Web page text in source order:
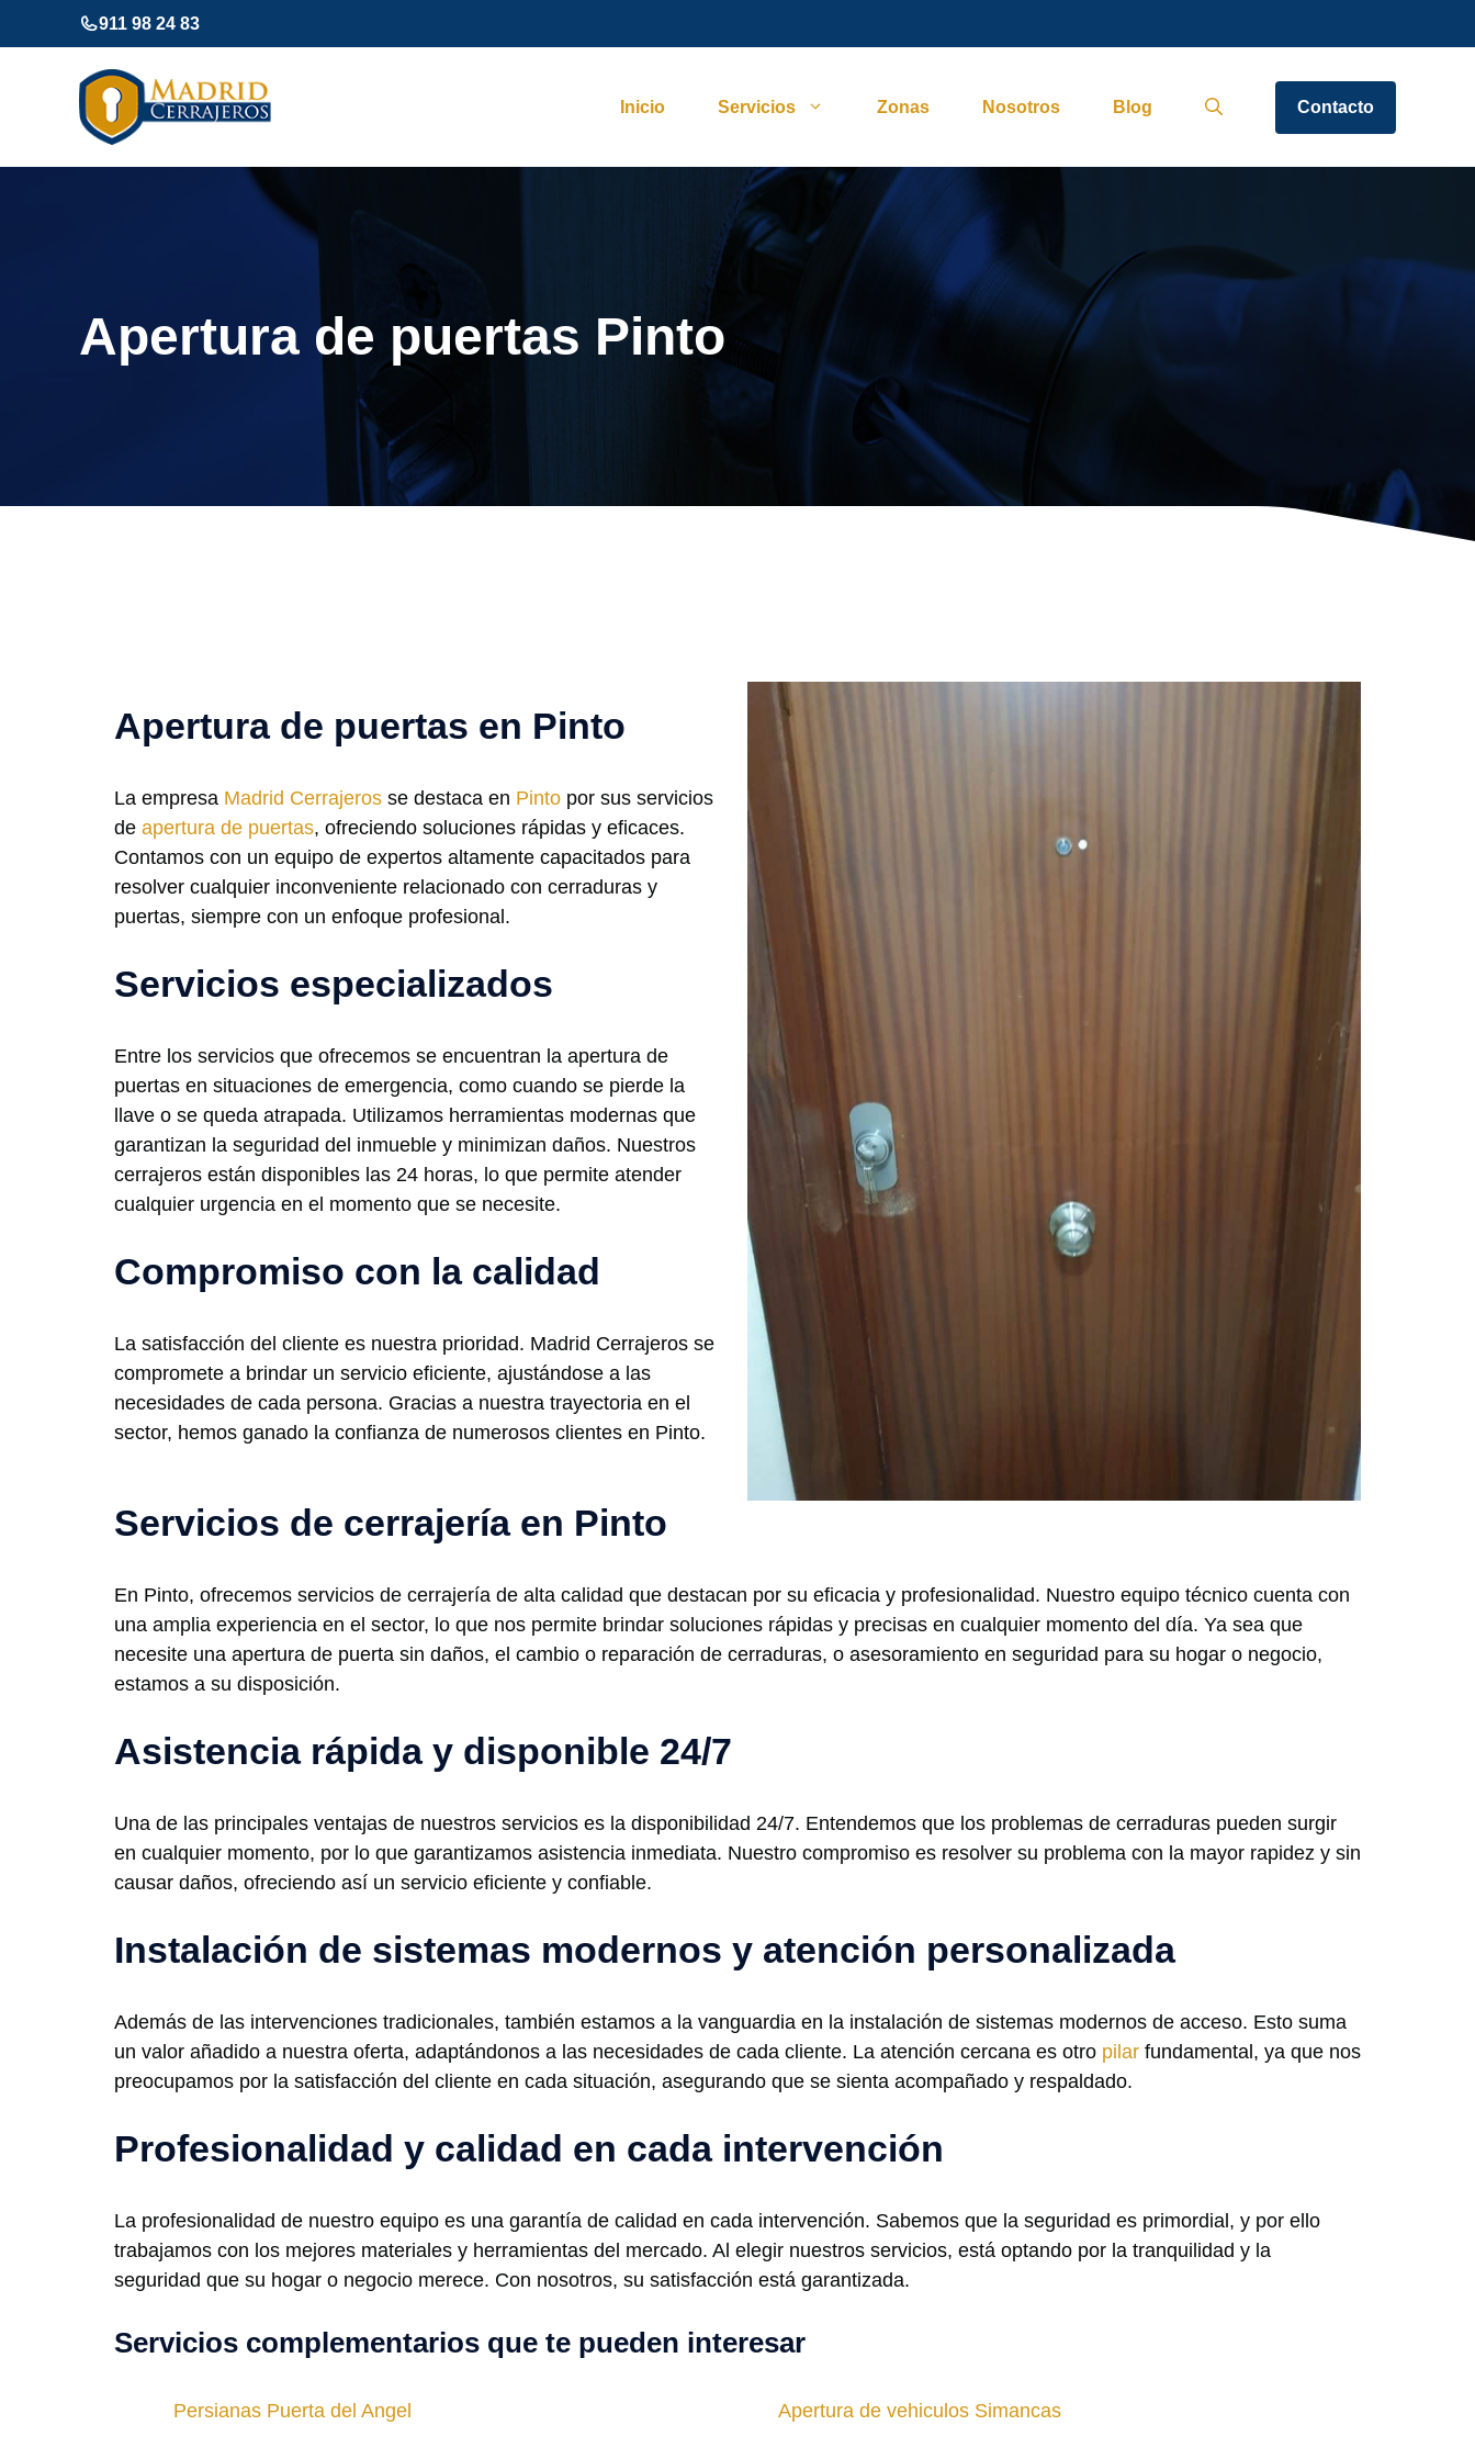
al
911 98 24 83
Inicio Servicios Zonas Nosotros Blog Contacto
Apertura de puertas Pinto
Apertura de puertas en Pinto
La empresa Madrid Cerrajeros se destaca en Pinto por sus servicios
de apertura de puertas, ofreciendo soluciones rápidas y eficaces.
Contamos con un equipo de expertos altamente capacitados para
resolver cualquier inconveniente relacionado con cerraduras y
puertas, siempre con un enfoque profesional.
Servicios especializados
Entre los servicios que ofrecemos se encuentran la apertura de
puertas en situaciones de emergencia, como cuando se pierde la
llave o se queda atrapada. Utilizamos herramientas modernas que
garantizan la seguridad del inmueble y minimizan daños. Nuestros
cerrajeros están disponibles las 24 horas, lo que permite atender
cualquier urgencia en el momento que se necesite.
Compromiso con la calidad
La satisfacción del cliente es nuestra prioridad. Madrid Cerrajeros se
compromete a brindar un servicio eficiente, ajustándose a las
necesidades de cada persona. Gracias a nuestra trayectoria en el
sector, hemos ganado la confianza de numerosos clientes en Pinto.
Servicios de cerrajería en Pinto
En Pinto, ofrecemos servicios de cerrajería de alta calidad que destacan por su eficacia y profesionalidad. Nuestro equipo técnico cuenta con
una amplia experiencia en el sector, lo que nos permite brindar soluciones rápidas y precisas en cualquier momento del día. Ya sea que
necesite una apertura de puerta sin daños, el cambio o reparación de cerraduras, o asesoramiento en seguridad para su hogar o negocio,
estamos a su disposición.
Asistencia rápida y disponible 24/7
Una de las principales ventajas de nuestros servicios es la disponibilidad 24/7. Entendemos que los problemas de cerraduras pueden surgir
en cualquier momento, por lo que garantizamos asistencia inmediata. Nuestro compromiso es resolver su problema con la mayor rapidez y sin
causar daños, ofreciendo así un servicio eficiente y confiable.
Instalación de sistemas modernos y atención personalizada
Además de las intervenciones tradicionales, también estamos a la vanguardia en la instalación de sistemas modernos de acceso. Esto suma
un valor añadido a nuestra oferta, adaptándonos a las necesidades de cada cliente. La atención cercana es otro pilar fundamental, ya que nos
preocupamos por la satisfacción del cliente en cada situación, asegurando que se sienta acompañado y respaldado.
Profesionalidad y calidad en cada intervención
La profesionalidad de nuestro equipo es una garantía de calidad en cada intervención. Sabemos que la seguridad es primordial, y por ello
trabajamos con los mejores materiales y herramientas del mercado. Al elegir nuestros servicios, está optando por la tranquilidad y la
seguridad que su hogar o negocio merece. Con nosotros, su satisfacción está garantizada.
Servicios complementarios que te pueden interesar
Persianas Puerta del Angel Apertura de vehiculos Simancas